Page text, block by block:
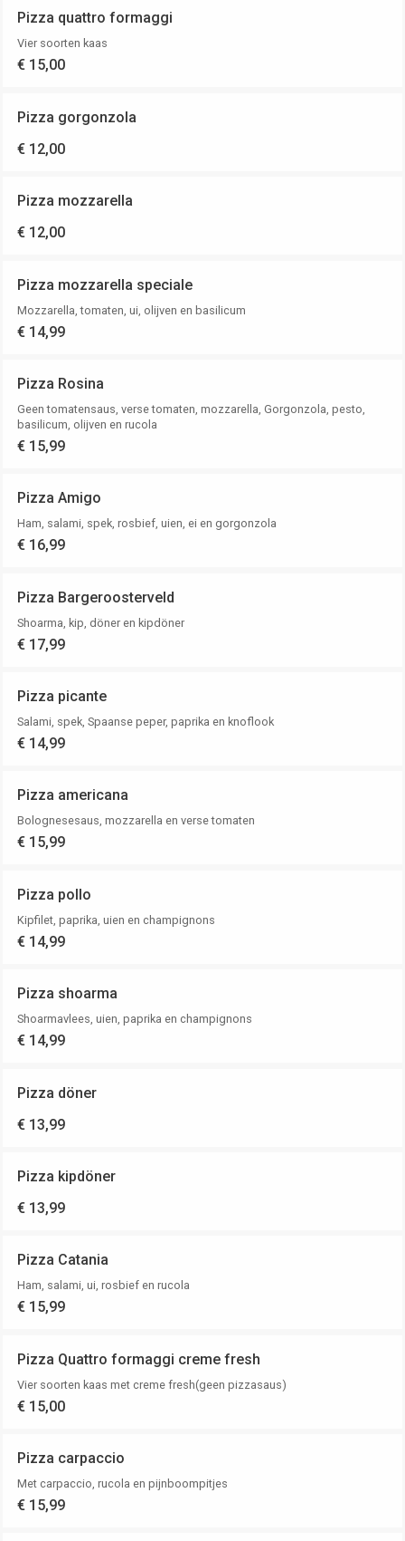
Pizza quattro formaggi
Vier soorten kaas
€ 15,00
Pizza gorgonzola
€ 12,00
Pizza mozzarella
€ 12,00
Pizza mozzarella speciale
Mozzarella, tomaten, ui, olijven en basilicum
€ 14,99
Pizza Rosina
Geen tomatensaus, verse tomaten, mozzarella, Gorgonzola, pesto,
basilicum, olijven en rucola
€ 15,99
Pizza Amigo
Ham, salami, spek, rosbief, uien, ei en gorgonzola
€ 16,99
Pizza Bargeroosterveld
Shoarma, kip, döner en kipdöner
€ 17,99
Pizza picante
Salami, spek, Spaanse peper, paprika en knoflook
€ 14,99
Pizza americana
Bolognesesaus, mozzarella en verse tomaten
€ 15,99
Pizza pollo
Kipfilet, paprika, uien en champignons
€ 14,99
Pizza shoarma
Shoarmavlees, uien, paprika en champignons
€ 14,99
Pizza döner
€ 13,99
Pizza kipdöner
€ 13,99
Pizza Catania
Ham, salami, ui, rosbief en rucola
€ 15,99
Pizza Quattro formaggi creme fresh
Vier soorten kaas met creme fresh(geen pizzasaus)
€ 15,00
Pizza carpaccio
Met carpaccio, rucola en pijnboompitjes
€ 15,99